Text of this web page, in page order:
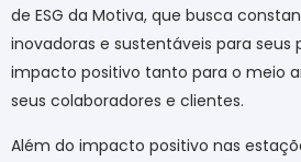
de ESG da Motiva, que busca
inovadoras e sustentáveis para seus
impacto positivo tanto para o meio
seus colaboradores e clientes.
Além do impacto positivo nas